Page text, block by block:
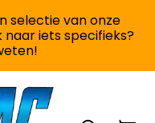
selectie van onze
iets specifieks?